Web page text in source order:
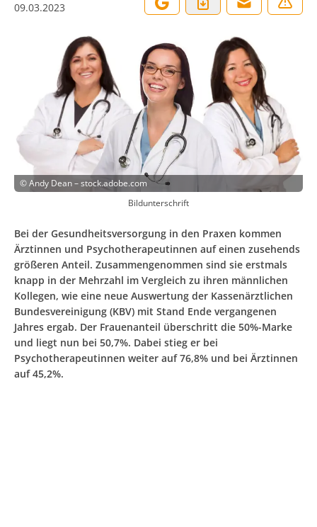
09.03.2023
©Andy Dean – stock.adobe.com
Bildunterschrift
Bei der Gesundheitsversorgung in den Praxen kommen
Ärztinnen und Psychotherapeutinnen auf einen zusehends
größeren Anteil. Zusammengenommen sind sie erstmals
knapp in der Mehrzahl im Vergleich zu ihren männlichen
Kollegen, wie eine neue Auswertung der Kassenärztlichen
Bundesvereinigung (KBV) mit Stand Ende vergangenen
Jahres ergab. Der Frauenanteil überschritt die 50%-Marke
und liegt nun bei 50,7%. Dabei stieg er bei
Psychotherapeutinnen weiter auf 76,8% und bei Ärztinnen
auf 45,2%.